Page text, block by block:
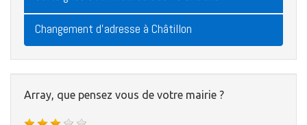
Changement d'adresse à Châtillon
Array, que pensez vous de votre mairie ?